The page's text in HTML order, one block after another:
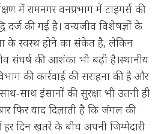
में रामनगर वनप्रभाग में टाइगर्स की
की गई है। वन्यजीव विशेषज्ञों के
के स्वस्थ होने का संकेत है, लेकिन
संघर्ष की आशंका भी बढ़ी है।स्थानीय
की कार्रवाई की सराहना की है और
साथ इंसानों की सुरक्षा भी उतनी ही
फिर याद दिलाती है कि जंगल की
हर दिन खतरे के बीच अपनी जिम्मेदारी